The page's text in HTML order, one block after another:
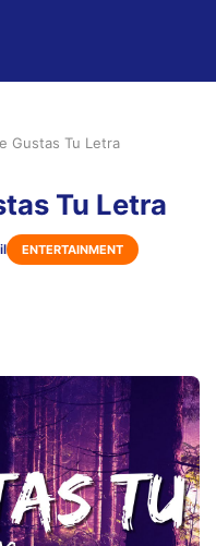
Gustas Tu Letra
Tu Letra
ENTERTAINMENT